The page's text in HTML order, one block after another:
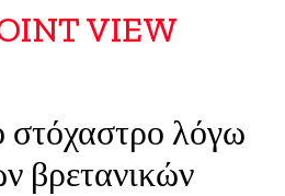
VIEW
λόγω
βρετανικών